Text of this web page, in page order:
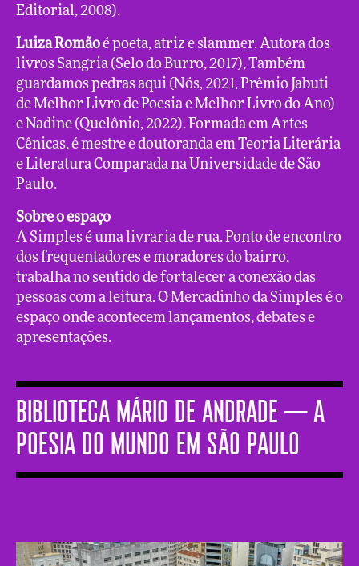
Editorial, 2008).
Luiza Romãoé poeta, atriz e slammer. Autora dos
livros Sangria (Selo do Burro, 2017), Também
guardamos pedras aqui (Nós, 2021, Prêmio Jabuti
de Melhor Livro de Poesia e Melhor Livro do Ano)
e Nadine (Quelônio, 2022). Formada em Artes
Cênicas, é mestre e doutoranda em Teoria Literária
e Literatura Comparada na Universidade de São
Paulo.
Sobre o espaço
A Simples é uma livraria de rua. Ponto de encontro
dos frequentadores e moradores do bairro,
trabalha no sentido de fortalecer a conexão das
pessoas com a leitura. O Mercadinho da Simples é o
espaço onde acontecem lançamentos, debates e
apresentações.
BIBLIOTECA MÁRIO DE ANDRADE ─ A
poesia do mundo em São Paulo